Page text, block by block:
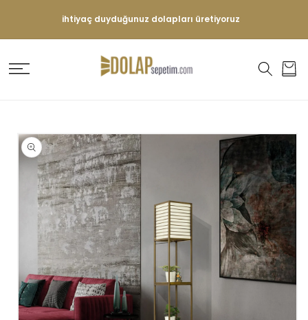
ihtiyaç duyduğunuz dolapları üretiyoruz
Sepet
ATLA